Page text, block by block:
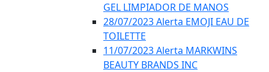
GEL LIMPIADOR DE MANOS
28/07/2023 Alerta EMOJI EAU DE
TOILETTE
11/07/2023 Alerta MARKWINS
BEAUTY BRANDS INC